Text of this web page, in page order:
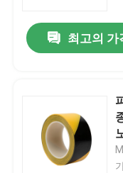
최고의 가